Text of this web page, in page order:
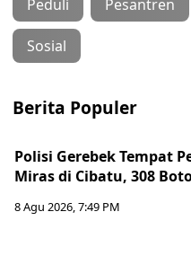
Peduli Pesantren
Sosial
Berita Populer
Polisi Gerebek Tempat
Miras di Cibatu, 308
8 Agu 2026, 7:49 PM